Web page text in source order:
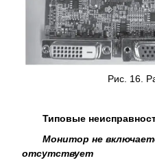
Рис. 16.
Типовые
Монитор не
отсутствует